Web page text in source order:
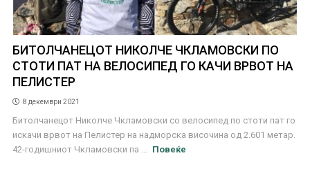
БИТОЛЧАНЕЦOT НИКОЛЧЕ ЧКЛАМОВСКИ ПО
СТОТИ ПАТ НА ВЕЛОСИПЕД ГО КАЧИ ВРВОТ НА
ПЕЛИСТЕР
8 декември 2021
Битолчанецот Николче Чкламовски со велосипед по стоти пат го
искачи врвот на Пелистер на надморска височина од 2.601 метар.
42-годишниот Чкламовски па ...
Повеќе